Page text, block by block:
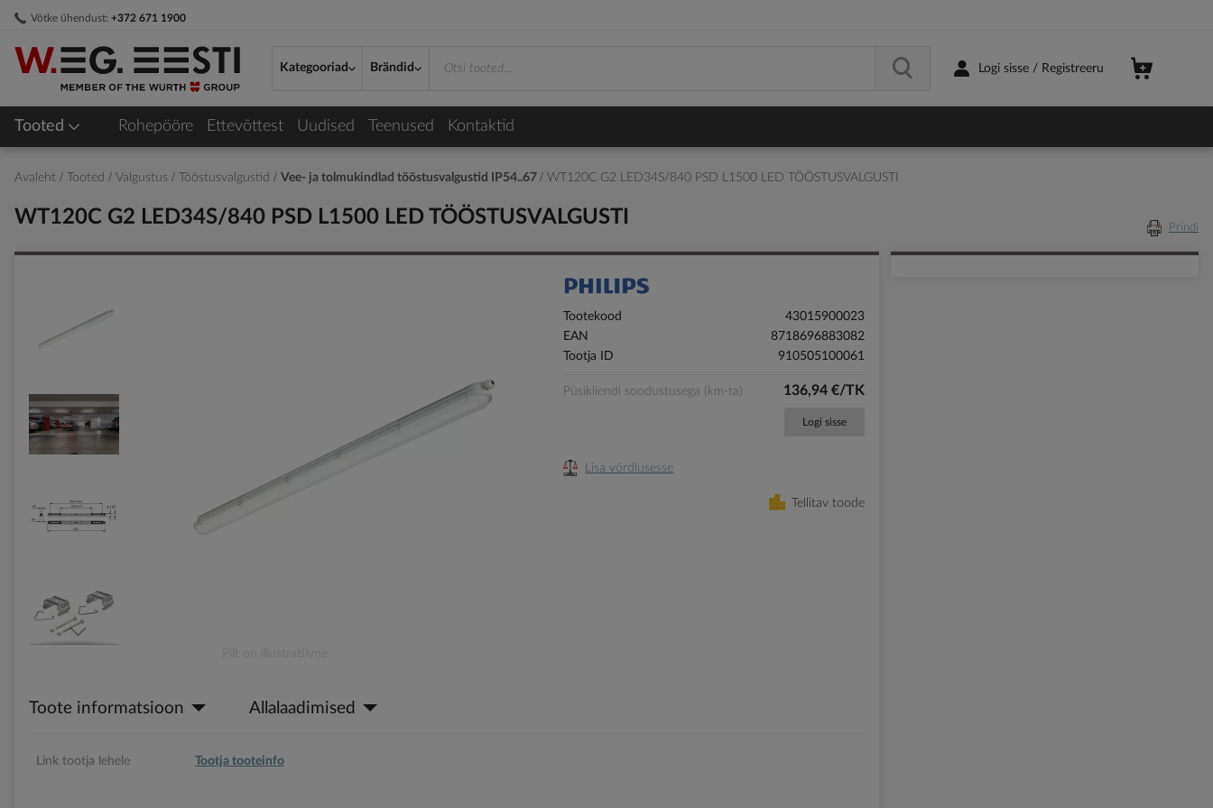
Võtke ühendust: +372 671 1900
Skip
Content
Kategooriad
Brändid Logi sisse / Registreeru
Tooted Rohepööre Ettevõttest Uudised Teenused Kontaktid
Avaleht Tooted Valgustus Tööstusvalgustid Vee- ja tolmukindlad tööstusvalgustid IP54..67 WT120C G2 LED34S/840 PSD L1500 LED TÖÖSTUSVALGUSTI
WT120C G2 LED34S/840 PSD L1500 LED TÖÖSTUSVALGUSTI Prindi
end
images
gallery
beginning
images
Tootekood
43015900023
EAN
8718696883082
Tootja ID
910505100061
Püsikliendi soodustusega (km-ta) 136,94 €/TK
Logi sisse
Lisa võrdlusesse
Tellitav toode
Toote informatsioon Allalaadimised
Link tootja lehele Tootja tooteinfo